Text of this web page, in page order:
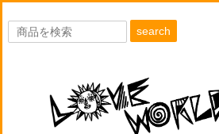
search